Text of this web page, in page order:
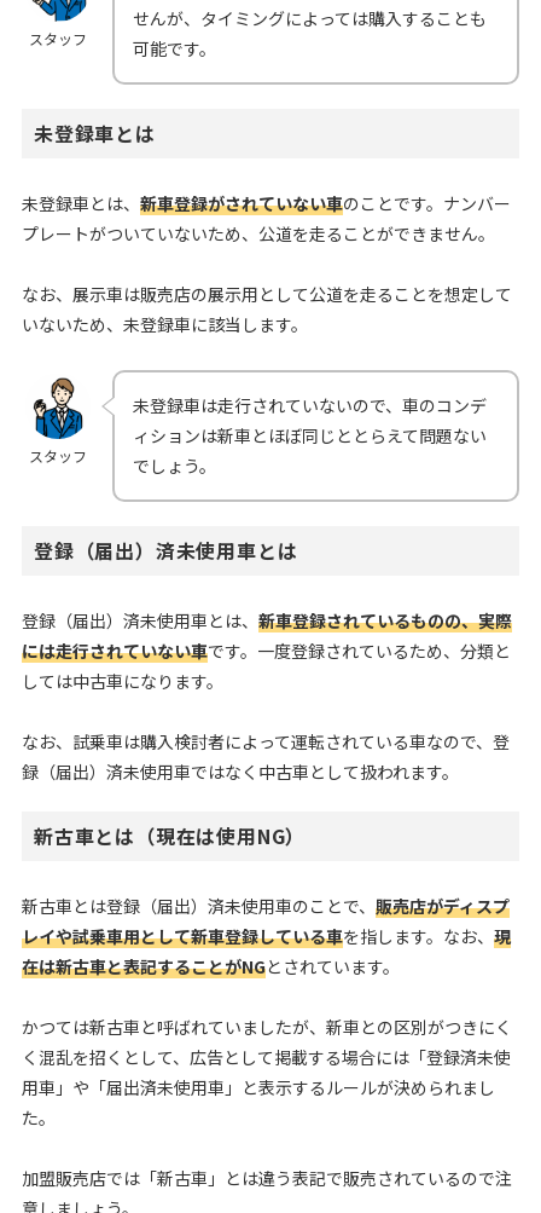
スタッフ
せんが、タイミングによっては購入することも
可能です。
未登録車とは
未登録車とは、 新車登録がされていない車のことです。ナンバー
プレートがついていないため、公道を走ることができません。
なお、展示車は販売店の展示用として公道を走ることを想定して
いないため、未登録車に該当します。
スタッフ
未登録車は走行されていないので、車のコンデ
ィションは新車とほぼ同じととらえて問題ない
でしょう。
登録（届出）済未使用車とは
登録（届出）済未使用車とは、 新車登録されているものの、実際
には走行されていない車です。一度登録されているため、分類と
しては中古車になります。
なお、試乗車は購入検討者によって運転されている車なので、登
録（届出）済未使用車ではなく中古車として扱われます。
新古車とは（現在は使用NG）
新古車とは登録（届出）済未使用車のことで、 販売店がディスプ
レイや試乗車用として新車登録している車を指します。なお、 現
在は新古車と表記することがNGとされています。
かつては新古車と呼ばれていましたが、新車との区別がつきにく
く混乱を招くとして、広告として掲載する場合には「登録済未使
用車」や「届出済未使用車」と表示するルールが決められまし
た。
加盟販売店では「新古車」とは違う表記で販売されているので注